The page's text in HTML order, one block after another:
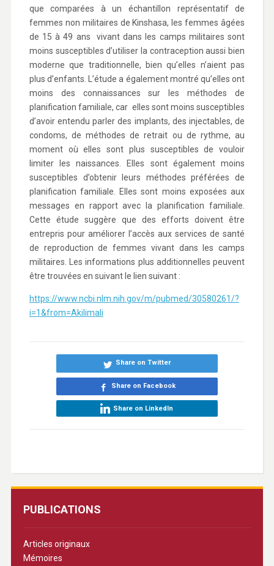
PUBLICATIONS
Articles originaux
Mémoires
que comparées à un échantillon représentatif de
femmes non militaires de Kinshasa, les femmes âgées
de 15 à 49 ans vivant dans les camps militaires sont
moins susceptibles d’utiliser la contraception aussi bien
moderne que traditionnelle, bien qu’elles n’aient pas
plus d’enfants. L’étude a également montré qu’elles ont
moins des connaissances sur les méthodes de
planification familiale, car elles sont moins susceptibles
d’avoir entendu parler des implants, des injectables, de
condoms, de méthodes de retrait ou de rythme, au
moment où elles sont plus susceptibles de vouloir
limiter les naissances. Elles sont également moins
susceptibles d’obtenir leurs méthodes préférées de
planification familiale. Elles sont moins exposées aux
messages en rapport avec la planification familiale.
Cette étude suggère que des efforts doivent être
entrepris pour améliorer l’accès aux services de santé
de reproduction de femmes vivant dans les camps
militaires. Les informations plus additionnelles peuvent
être trouvées en suivant le lien suivant :
https://www.ncbi.nlm.nih.gov/m/pubmed/30580261/?
i=1&from=Akilimali
Share on Twitter
Share on Facebook
Share on LinkedIn